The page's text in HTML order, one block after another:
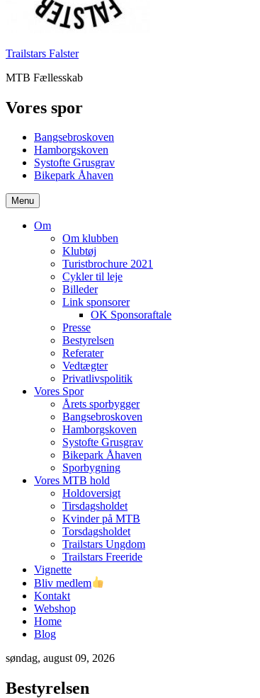
Trailstars Falster
MTB Fællesskab
Vores spor
Bangsebroskoven
Hamborgskoven
Systofte Grusgrav
Bikepark Åhaven
Menu
Om
Om klubben
Klubtøj
Turistbrochure 2021
Cykler til leje
Billeder
Link sponsorer
OK Sponsoraftale
Presse
Bestyrelsen
Referater
Vedtægter
Privatlivspolitik
Vores Spor
Årets sporbygger
Bangsebroskoven
Hamborgskoven
Systofte Grusgrav
Bikepark Åhaven
Sporbygning
Vores MTB hold
Holdoversigt
Tirsdagsholdet
Kvinder på MTB
Torsdagsholdet
Trailstars Ungdom
Trailstars Freeride
Vignette
Bliv medlem
Kontakt
Webshop
Home
Blog
søndag, august 09, 2026
Bestyrelsen